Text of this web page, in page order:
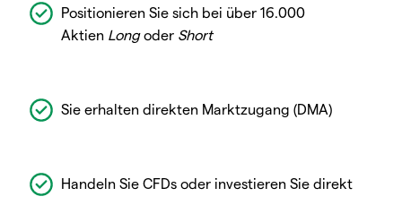
Positionieren Sie sich bei über 16.000
Aktien Longoder Short
Sie erhalten direkten Marktzugang (DMA)
Handeln Sie CFDs oder investieren Sie direkt